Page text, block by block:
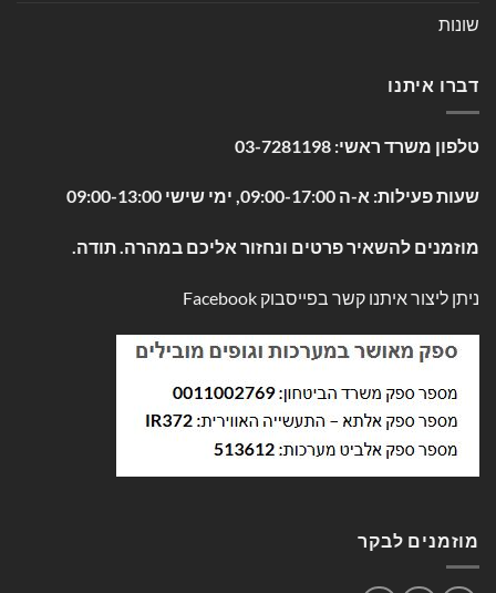
שונות
דברו איתנו
טלפון משרד ראשי: 03-7281198
שעות פעילות: א-ה 09:00-17:00, ימי שישי 09:00-13:00
מוזמנים להשאיר פרטים ונחזור אליכם במהרה. תודה.
ניתן ליצור איתנו קשר בפייסבוק Facebook
מוזמנים לבקר